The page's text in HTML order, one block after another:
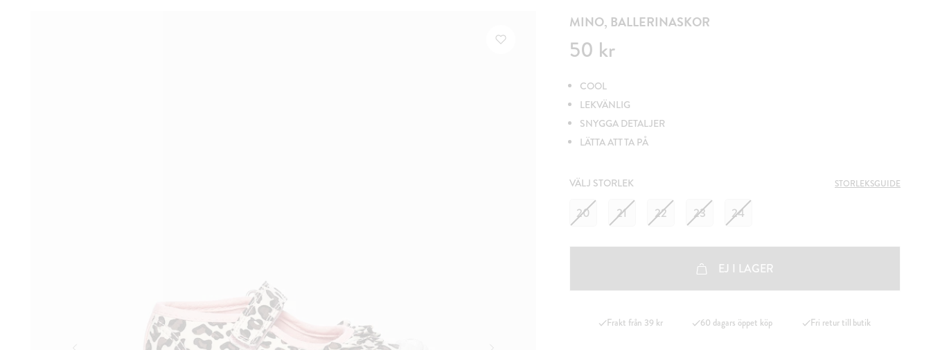
MINO, BALLERINASKOR
Pris:50 kr
50 kr
COOL
LEKVÄNLIG
SNYGGA DETALJER
LÄTTA ATT TA PÅ
VÄLJ STORLEK STORLEKSGUIDE
20 21 22 23 24
EJ I LAGER
Frakt från 39 kr 60 dagars öppet köp Fri retur till butik